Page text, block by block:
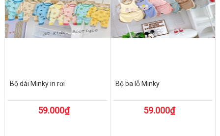
Bộ dài Minky in rơi
59.000₫
Bộ ba lỗ Minky
59.000₫